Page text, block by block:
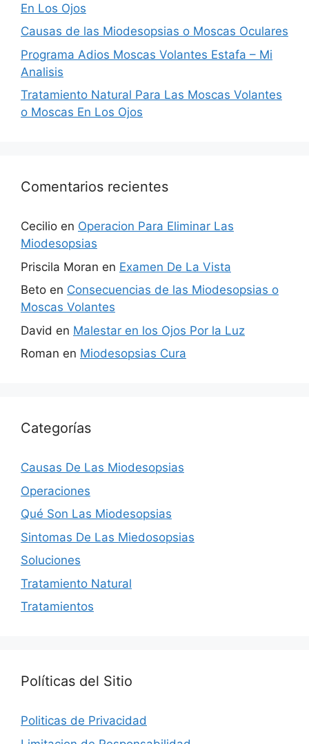
En Los Ojos
Causas de las Miodesopsias o Moscas Oculares
Programa Adios Moscas Volantes Estafa – Mi
Analisis
Tratamiento Natural Para Las Moscas Volantes
o Moscas En Los Ojos
Comentarios recientes
Cecilio en Operacion Para Eliminar Las
Miodesopsias
Priscila Moran en Examen De La Vista
Beto en Consecuencias de las Miodesopsias o
Moscas Volantes
David en Malestar en los Ojos Por la Luz
Roman en Miodesopsias Cura
Categorías
Causas De Las Miodesopsias
Operaciones
Qué Son Las Miodesopsias
Sintomas De Las Miedosopsias
Soluciones
Tratamiento Natural
Tratamientos
Políticas del Sitio
Politicas de Privacidad